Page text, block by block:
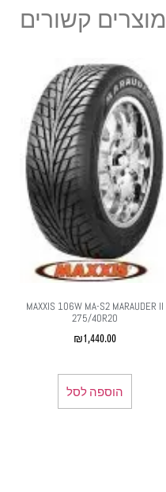
מוצרים קשורים
MAXXIS 106W MA-S2 MARAUDER II
275/40R20
₪ 1,440.00
הוספה לסל